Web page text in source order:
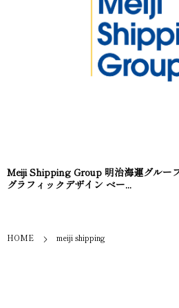
Meiji Shipping Group 明治海運グルー
グラフィックデザイン ベー...
HOME meiji shipping